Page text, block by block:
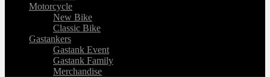
Motorcycle
New Bike
Classic Bike
Gastankers
Gastank Event
Gastank Family
Merchandise